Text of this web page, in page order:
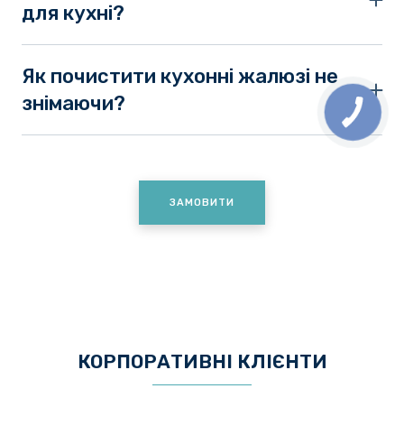
для кухні?
кріплення.
Як почистити кухонні жалюзі не
знімаючи?
Кухонні жалюзі достатньо просто періодично
ЗАМОВИТИ
КОРПОРАТИВНІ КЛІЄНТИ